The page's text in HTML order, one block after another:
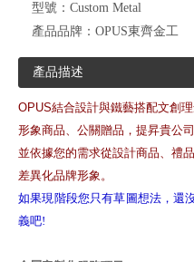
型號： Custom Metal
產品品牌： OPUS東齊金工
產品描述
OPUS結合設計與鐵藝搭配文創
形象商品、公關贈品，提昇貴公
並依據您的需求從設計商品、禮
差異化品牌形象。
如果現階段您只有草圖想法，還
義吧!